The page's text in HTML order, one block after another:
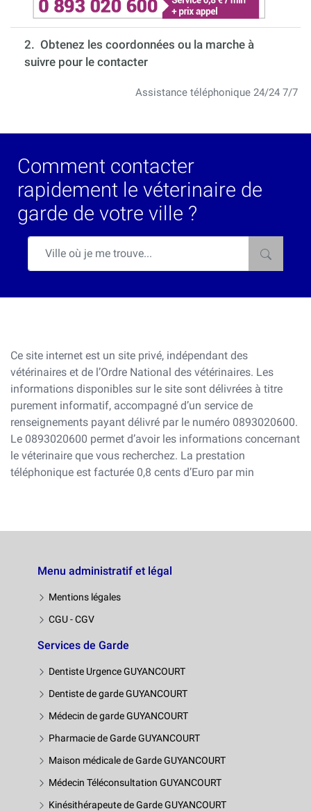
2. Obtenez les coordonnées ou la marche à
suivre pour le contacter
Assistance téléphonique 24/24 7/7
Comment contacter
rapidement le véterinaire de
garde de votre ville ?
Ce site internet est un site privé, indépendant des
vétérinaires et de l’Ordre National des vétérinaires. Les
informations disponibles sur le site sont délivrées à titre
purement informatif, accompagné d’un service de
renseignements payant délivré par le numéro 0893020600.
Le 0893020600 permet d’avoir les informations concernant
le véterinaire que vous recherchez. La prestation
téléphonique est facturée 0,8 cents d’Euro par min
Menu administratif et légal
Mentions légales
CGU - CGV
Services de Garde
Dentiste Urgence GUYANCOURT
Dentiste de garde GUYANCOURT
Médecin de garde GUYANCOURT
Pharmacie de Garde GUYANCOURT
Maison médicale de Garde GUYANCOURT
Médecin Téléconsultation GUYANCOURT
Kinésithérapeute de Garde GUYANCOURT